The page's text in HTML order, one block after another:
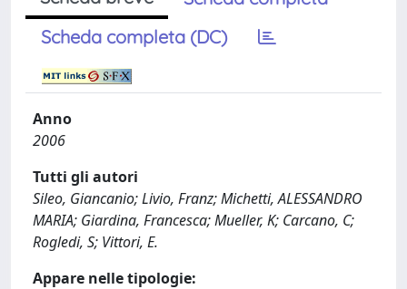
Scheda completa (DC)
Anno
2006
Tutti gli autori
Sileo, Giancanio; Livio, Franz; Michetti, ALESSANDRO
MARIA; Giardina, Francesca; Mueller, K; Carcano, C;
Rogledi, S; Vittori, E.
Appare nelle tipologie: